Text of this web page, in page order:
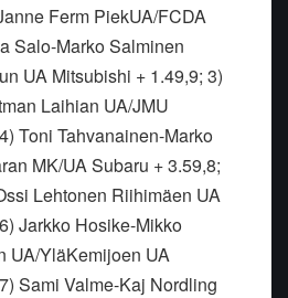
Ferm PiekUA/FCDA
Salo-Marko Salminen
UA Mitsubishi + 1.49,9; 3)
Laihian UA/JMU
Toni Tahvanainen-Marko
MK/UA Subaru + 3.59,8;
Lehtonen Riihimäen UA
Jarkko Hosike-Mikko
UA/YläKemijoen UA
Sami Valme-Kaj Nordling